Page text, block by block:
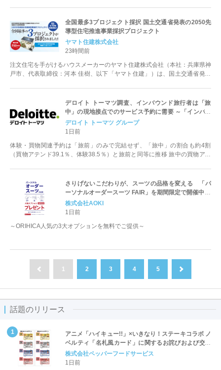
全国最多3プロジェクト採択 国土交通省発表の2050先
導型住宅推進事業採択プロジェクト
ヤマト住建株式会社
23時間前
注文住宅を手がけるハウスメーカーのヤマト住建株式会社（本社：兵庫県神
戸市、代表取締役：河本 佳樹、以下「ヤマト住建」）は、国土交通省発表
デロイト トーマツ調査、インバウンド旅行者は「旅
中」の現地接点でのサービス予約に需要 ～「インバウ
ンド消費者意識・購買行動調査」
デロイト トーマツ グループ
1日前
体験・買物関連予約は「旅前」のみで完結せず、「旅中」の割合も約4割
（買物アテンド39.1％、体験38.5％）と旅前と同等に推移 旅中の買物アテ
さりげないこだわりが、スーツの品格を変える 「パ
ーソナルオーダースーツ FAIR」を期間限定で開催中！
株式会社AOKI
1日前
～ORIHICA人気の3大オプションを無料でご提供～
1 2 3 4 5
話題のリリース
アニメ「ハイキュー!!」×いきなり！ステーキコラボ ノ
ベルティ「名札風カード」に関するお詫びおよび交換
対応についてのご案内
株式会社ペッパーフードサービス
1日前